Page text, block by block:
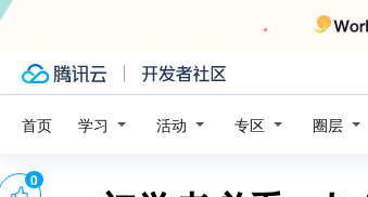
首页 学习 活动 专区 圈层
0